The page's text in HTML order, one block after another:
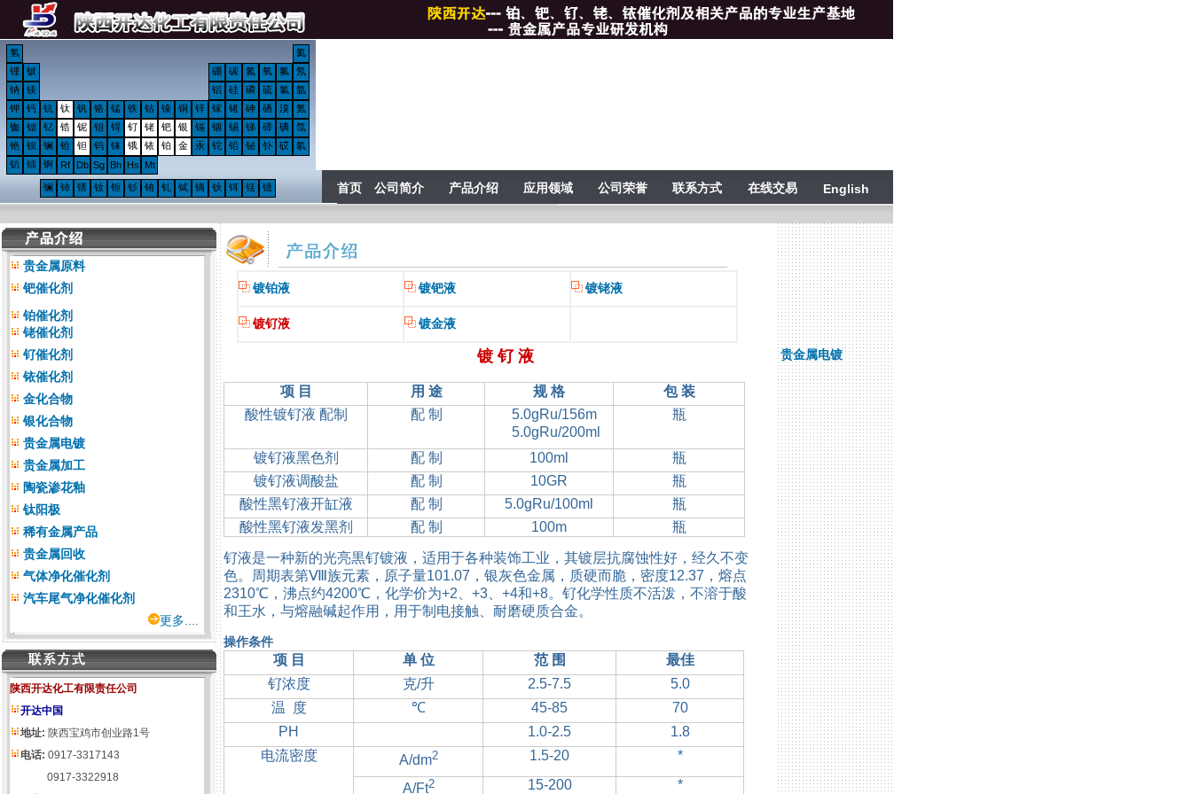
氢
氦
锂
铍 硼 碳 氮 氧 氟
氖
钠
镁 铝 硅 磷 硫 氯
氩
钾
钙 钪 钛 钒 铬 锰 铁 钴 镍 铜 锌 镓 锗 砷 硒 溴
氪
铷
锶 钇 锆 铌 钼 锝 钌 铑 钯 银 镉 铟 锡 锑 碲 碘
氙
铯
钡 镧 铪 钽 钨 铼 锇 铱 铂 金 汞 铊 铅 铋 钋 砹
氡
钫
镭 锕 Rf Db Sg Bh Hs Mt
镧 铈 镨 钕 钷 钐 铕 钆 铽 镝 钬 铒 铥 镱 首页 公司简介 产品介绍 应用领域 公司荣誉 联系方式 在线交易 English
贵金属原料
钯催化剂
铂催化剂
铑催化剂
钌催化剂
铱催化剂
金化合物
银化合物
贵金属电镀
贵金属加工
陶瓷渗花釉
钛阳极
稀有金属产品
贵金属回收
气体净化催化剂
汽车尾气净化催化剂
更多...
.
陕西开达化工有限责任公司
开达中国
地址: 陕西宝鸡市创业路1号
电话: 0917-3317143
0917-3322918
镀铂液 镀钯液 镀铑液
镀钌液 镀金液
镀 钌 液
项 目 用 途 规 格
包 装
酸性镀钌液 配制
配 制
5.0gRu/156m
5.0gRu/200ml
瓶
镀钌液黑色剂 配 制 100ml
瓶
镀钌液调酸盐
配 制 10GR
瓶
酸性黑钌液开缸液
配 制 5.0gRu/100ml
瓶
酸性黑钌液发黑剂
配 制 100m 瓶
钌液是一种新的光亮黒钌镀液，适用于各种装饰工业，其镀层抗腐蚀性好，经久不变
色。周期表第Ⅷ族元素，原子量101.07，银灰色金属，质硬而脆，密度12.37，熔点
2310℃，沸点约4200℃，化学价为+2、+3、+4和+8。钌化学性质不活泼，不溶于酸
和王水，与熔融碱起作用，用于制电接触、耐磨硬质合金。
操作条件
项 目 单 位 范 围
最佳
钌浓度
克/升 2.5-7.5
5.0
温 度
℃ 45-85
70
PH
1.0-2.5
1.8
电流密度
A/dm2 1.5-20 *
A/Ft2 15-200 *
贵金属电镀